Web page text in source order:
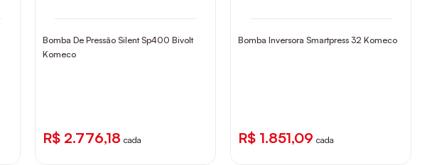
Bomba De Pressão Silent Sp400 Bivolt
Komeco
R$ 2.776,18 cada
Bomba Inversora Smartpress 32 Komeco
R$ 1.851,09 cada